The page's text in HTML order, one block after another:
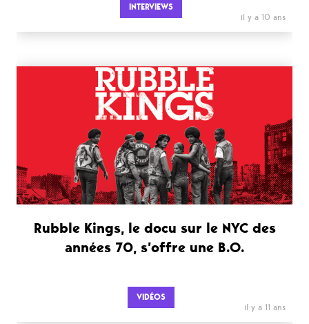
INTERVIEWS
il y a 10 ans
Rubble Kings, le docu sur le NYC des
années 70, s’offre une B.O.
VIDÉOS
il y a 11 ans